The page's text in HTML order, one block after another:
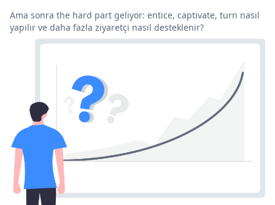
Ama sonra the hard part geliyor: entice, captivate, turn nasıl
yapılır ve daha fazla ziyaretçi nasıl desteklenir?